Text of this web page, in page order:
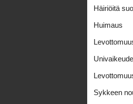
Häiriöitä
Huimaus
Sykkeen